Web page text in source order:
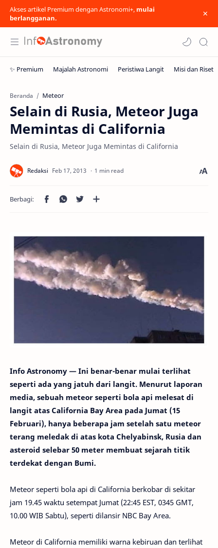
Akses artikel Premium dengan Astronomi+, mulai
berlangganan.
Beranda Meteor
Selain di Rusia, Meteor Juga
Memintas di California
Selain di Rusia, Meteor Juga Memintas di California
1 min read
Info Astronomy — Ini benar-benar mulai terlihat
seperti ada yang jatuh dari langit. Menurut laporan
media, sebuah meteor seperti bola api melesat di
langit atas California Bay Area pada Jumat (15
Februari), hanya beberapa jam setelah satu meteor
terang meledak di atas kota Chelyabinsk, Rusia dan
asteroid selebar 50 meter membuat sejarah titik
terdekat dengan Bumi.
Meteor seperti bola api di California berkobar di sekitar
jam 19.45 waktu setempat Jumat (22:45 EST, 0345 GMT,
10.00 WIB Sabtu), seperti dilansir NBC Bay Area.
Meteor di California memiliki warna kebiruan dan terlihat